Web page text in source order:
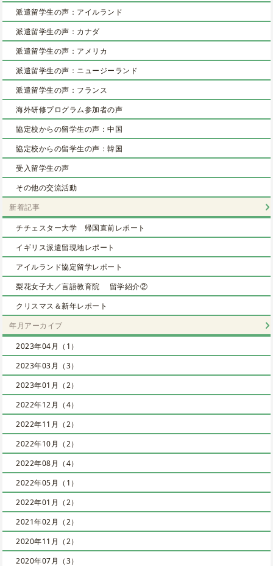
派遣留学生の声：アイルランド
派遣留学生の声：カナダ
派遣留学生の声：アメリカ
派遣留学生の声：ニュージーランド
派遣留学生の声：フランス
海外研修プログラム参加者の声
協定校からの留学生の声：中国
協定校からの留学生の声：韓国
受入留学生の声
その他の交流活動
新着記事
チチェスター大学 帰国直前レポート
イギリス派遣留現地レポート
アイルランド協定留学レポート
梨花女子大／言語教育院 留学紹介②
クリスマス＆新年レポート
年月アーカイブ
2023年04月（1）
2023年03月（3）
2023年01月（2）
2022年12月（4）
2022年11月（2）
2022年10月（2）
2022年08月（4）
2022年05月（1）
2022年01月（2）
2021年02月（2）
2020年11月（2）
2020年07月（3）